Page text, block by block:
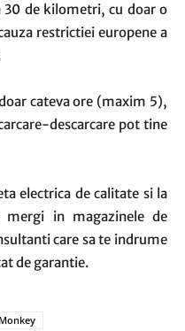
30 de kilometri, cu doar o
restrictiei europene a
cateva ore (maxim 5),
descarcare pot tine
electrica de calitate si la
in magazinele de
care sa te indrume
de garantie.